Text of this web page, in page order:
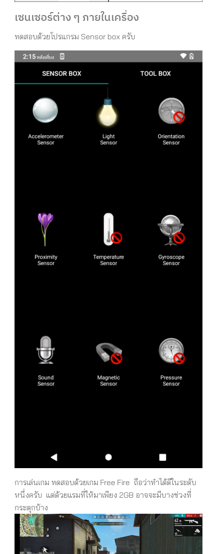
เซนเซอร์ต่าง ๆ ภายในเครื่อง
ทดสอบด้วยโปรแกรม Sensor box ครับ
การเล่นเกม ทดสอบด้วยเกม Free Fire ถือว่าทำได้ดีในระดับ
หนึ่งครับ แต่ด้วยแรมที่ให้มาเพียง 2GB อาจจะมีบางช่วงที่
กระตุกบ้าง